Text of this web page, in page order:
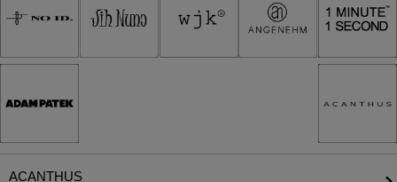
ACANTHUS